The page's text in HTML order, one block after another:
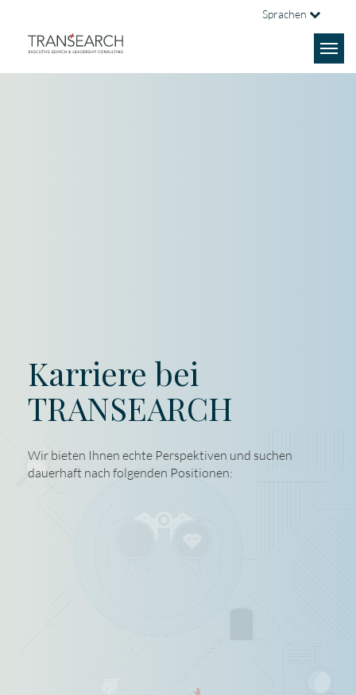
Sprachen
Karriere bei
TRANSEARCH
Wir bieten Ihnen echte Perspektiven und suchen
dauerhaft nach folgenden Positionen: